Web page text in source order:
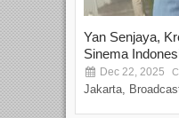
Yan Senjaya,
Sinema
Dec 22, 2025
Jakarta,